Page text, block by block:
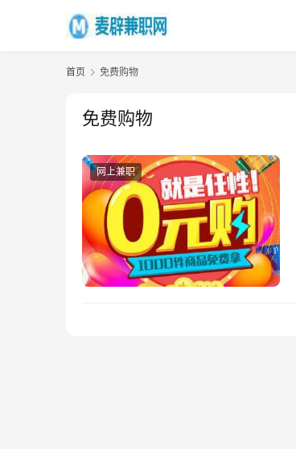
首页 免费购物
免费购物
网上兼职